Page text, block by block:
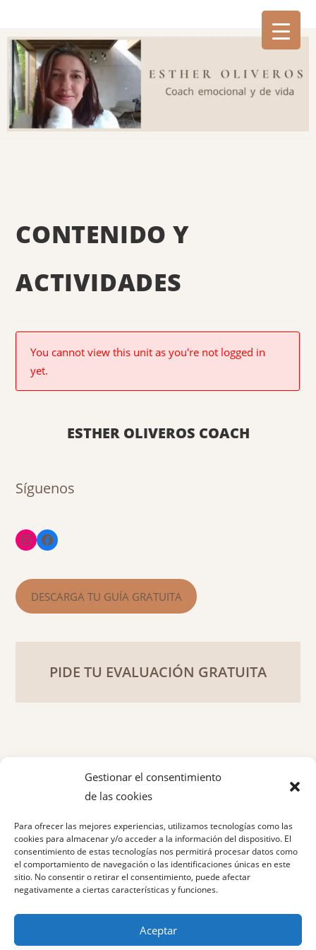
Gestionar el consentimiento
de las cookies
Para ofrecer las mejores experiencias, utilizamos tecnologías como las
cookies para almacenar y/o acceder a la información del dispositivo. El
consentimiento de estas tecnologías nos permitirá procesar datos como
el comportamiento de navegación o las identificaciones únicas en este
sitio. No consentir o retirar el consentimiento, puede afectar
negativamente a ciertas características y funciones.
Aceptar
CONTENIDO Y
ACTIVIDADES
You cannot view this unit as you're not logged in
yet.
ESTHER OLIVEROS COACH
Síguenos
DESCARGA TU GUÍA GRATUITA
PIDE TU EVALUACIÓN GRATUITA
Política de privacidad
Aviso legal
Política de cookies